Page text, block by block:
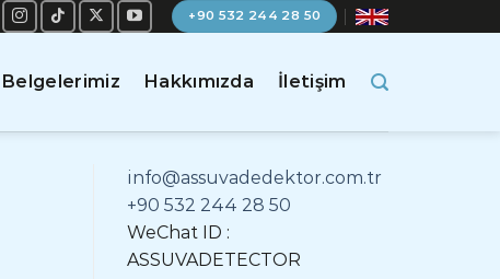
+90 532 244 28 50
Belgelerimiz Hakkımızda İletişim
info@assuvadedektor.com.tr
+90 532 244 28 50
WeChat ID :
ASSUVADETECTOR